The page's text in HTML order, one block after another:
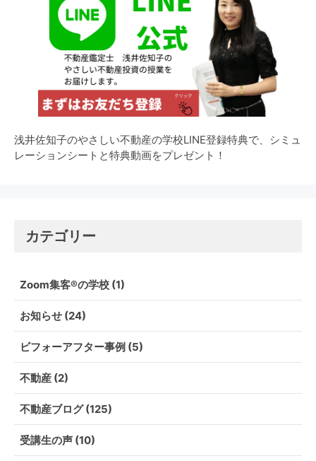
浅井佐知子のやさしい不動産の学校LINE登録特典で、シミュ
レーションシートと特典動画をプレゼント！
カテゴリー
Zoom集客®の学校(1)
お知らせ(24)
ビフォーアフター事例(5)
不動産(2)
不動産ブログ(125)
受講生の声(10)